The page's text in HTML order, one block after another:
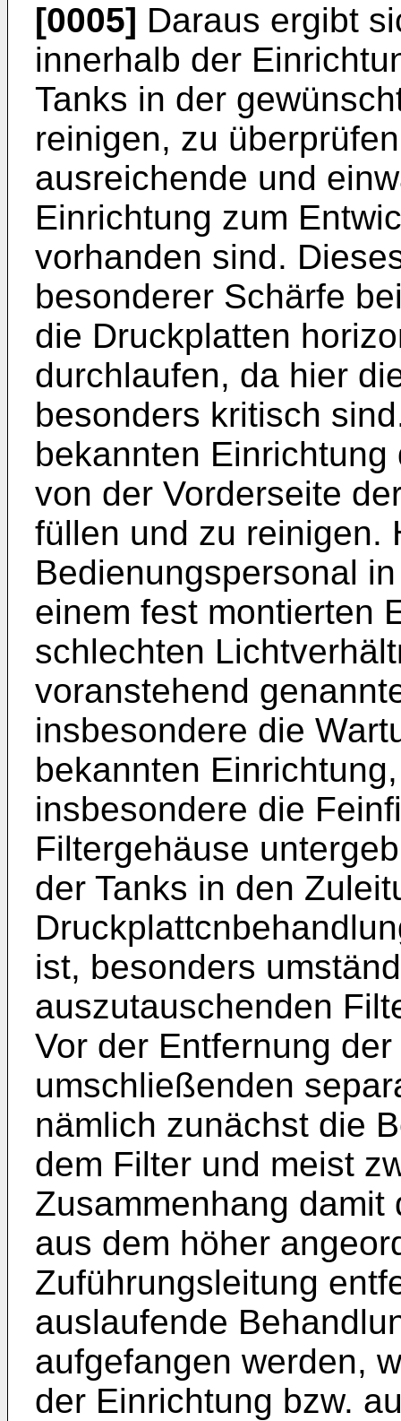
[0005] Daraus ergibt
innerhalb der
Tanks in der
reinigen, zu
ausreichende und
Einrichtung zum
vorhanden sind.
besonderer Schärfe
die Druckplatten
durchlaufen, da hier
besonders kritisch
bekannten
von der Vorderseite
füllen und zu reinigen.
Bedienungspersonal
einem fest montierten
schlechten
voranstehend
insbesondere die
bekannten
insbesondere die
Filtergehäuse
der Tanks in den
ist, besonders
auszutauschenden
Vor der Entfernung
umschließenden
nämlich zunächst die
dem Filter und meist
Zusammenhang
aus dem höher
Zuführungsleitung
auslaufende
aufgefangen werden,
der Einrichtung bzw.